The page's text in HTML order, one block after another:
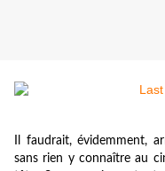
Il faudrait, évidemment,
sans rien y connaître au